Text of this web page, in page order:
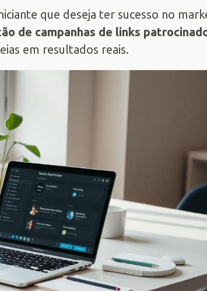
que deseja ter sucesso no
de campanhas de links
em resultados reais.